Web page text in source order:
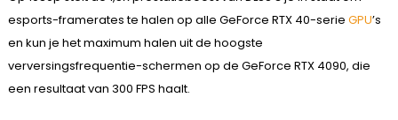
esports-framerates te halen op alle GeForce RTX 40-serie GPU’s
en kun je het maximum halen uit de hoogste
verversingsfrequentie-schermen op de GeForce RTX 4090, die
een resultaat van 300 FPS haalt.